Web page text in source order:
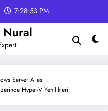
7:28:54 PM
Nural
Server Ailesi
Hyper-V Yenilikleri